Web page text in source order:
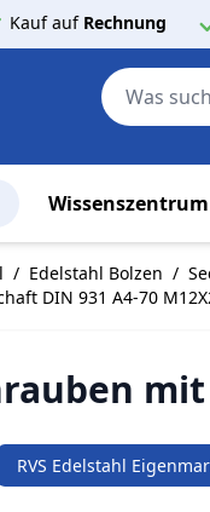
Kauf auf Rechnung
Wissenszentrum
/ Edelstahl Bolzen /
DIN 931 A4-70
mit
RVS Edelstahl